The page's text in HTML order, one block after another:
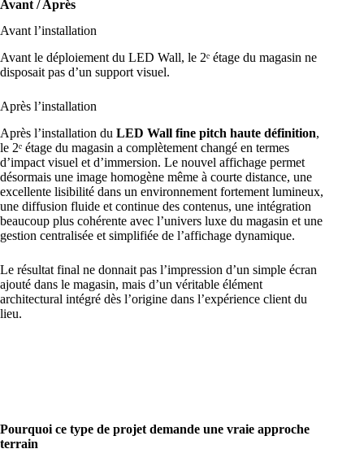
Avant / Après
Avant l’installation
Avant le déploiement du LED Wall, le 2ᵉ étage du magasin ne
disposait pas d’un support visuel.
Après l’installation
Après l’installation du LED Wall fine pitch haute définition,
le 2ᵉ étage du magasin a complètement changé en termes
d’impact visuel et d’immersion. Le nouvel affichage permet
désormais une image homogène même à courte distance, une
excellente lisibilité dans un environnement fortement lumineux,
une diffusion fluide et continue des contenus, une intégration
beaucoup plus cohérente avec l’univers luxe du magasin et une
gestion centralisée et simplifiée de l’affichage dynamique.
Le résultat final ne donnait pas l’impression d’un simple écran
ajouté dans le magasin, mais d’un véritable élément
architectural intégré dès l’origine dans l’expérience client du
lieu.
Pourquoi ce type de projet demande une vraie approche
terrain